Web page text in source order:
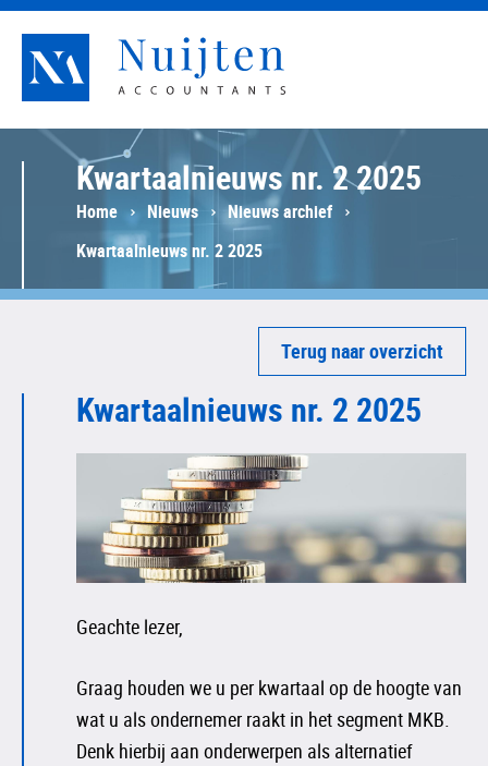
Nuijten Accountants
Kwartaalnieuws nr. 2 2025
Home Nieuws
Nieuws archief
Kwartaalnieuws nr. 2 2025
Terug naar overzicht
Kwartaalnieuws nr. 2 2025
Geachte lezer,
Graag houden we u per kwartaal op de hoogte van
wat u als ondernemer raakt in het segment MKB.
Denk hierbij aan onderwerpen als alternatief